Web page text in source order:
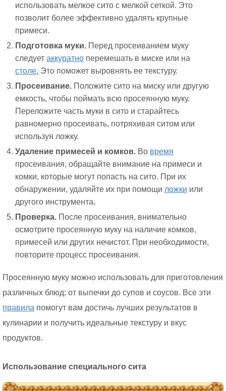
использовать мелкое сито с мелкой сеткой. Это
позволит более эффективно удалять крупные
примеси.
Подготовка муки. Перед просеиванием муку
следует аккуратно перемешать в миске или на
столе. Это поможет выровнять ее текстуру.
Просеивание. Положите сито на миску или другую
емкость, чтобы поймать всю просеянную муку.
Переложите часть муки в сито и старайтесь
равномерно просеивать, потряхивая ситом или
используя ложку.
Удаление примесей и комков. Во время
просеивания, обращайте внимание на примеси и
комки, которые могут попасть на сито. При их
обнаружении, удаляйте их при помощи ложки или
другого инструмента.
Проверка. После просеивания, внимательно
осмотрите просеянную муку на наличие комков,
примесей или других нечистот. При необходимости,
повторите процесс просеивания.
Просеянную муку можно использовать для приготовления
различных блюд: от выпечки до супов и соусов. Все эти
правила помогут вам достичь лучших результатов в
кулинарии и получить идеальные текстуру и вкус
продуктов.
Использование специального сита